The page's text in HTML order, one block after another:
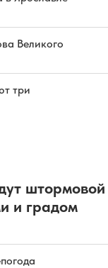
Великого
три
штормовой
и градом